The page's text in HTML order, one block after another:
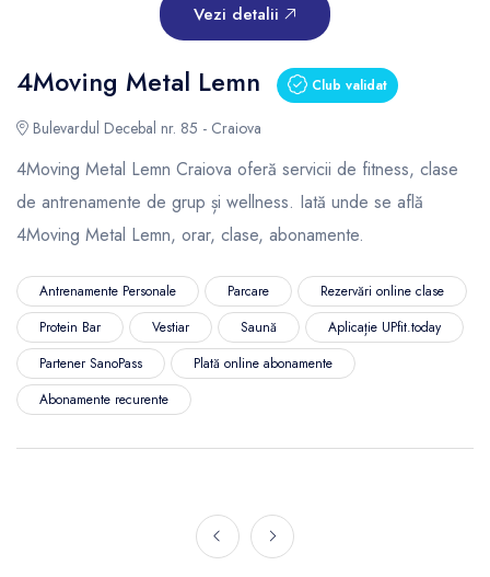
Vezi detalii
4Moving Metal Lemn Club validat
Bulevardul Decebal nr. 85 - Craiova
4Moving Metal Lemn Craiova oferă servicii de fitness, clase
de antrenamente de grup și wellness. Iată unde se află
4Moving Metal Lemn, orar, clase, abonamente.
Antrenamente Personale Parcare
Rezervări online clase
Protein Bar
Vestiar Saună
Aplicație UPfit.today
Partener SanoPass
Plată online abonamente
Abonamente recurente